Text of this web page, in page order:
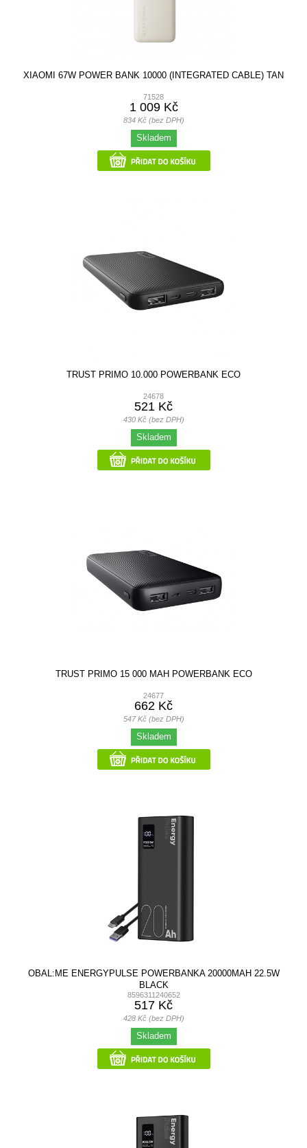
XIAOMI 67W POWER BANK 10000 (INTEGRATED CABLE) TAN
71528
1 009 Kč
834 Kč (bez DPH)
Skladem
TRUST PRIMO 10.000 POWERBANK ECO
24678
521 Kč
430 Kč (bez DPH)
Skladem
TRUST PRIMO 15 000 MAH POWERBANK ECO
24677
662 Kč
547 Kč (bez DPH)
Skladem
OBAL:ME ENERGYPULSE POWERBANKA 20000MAH 22.5W
BLACK
8596311240652
517 Kč
428 Kč (bez DPH)
Skladem